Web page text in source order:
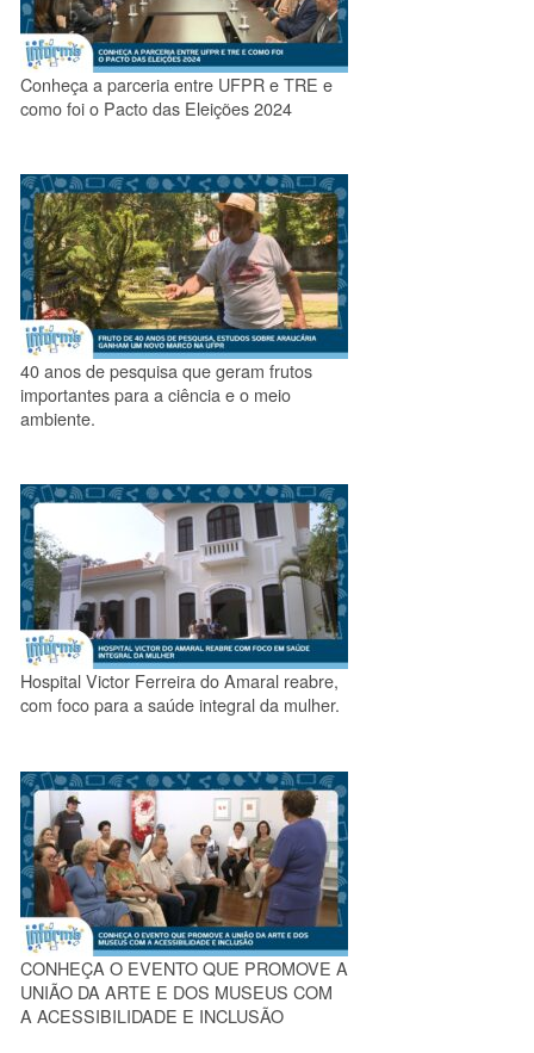
Conheça a parceria entre UFPR e TRE e
como foi o Pacto das Eleições 2024
40 anos de pesquisa que geram frutos
importantes para a ciência e o meio
ambiente.
Hospital Victor Ferreira do Amaral reabre,
com foco para a saúde integral da mulher.
CONHEÇA O EVENTO QUE PROMOVE A
UNIÃO DA ARTE E DOS MUSEUS COM
A ACESSIBILIDADE E INCLUSÃO